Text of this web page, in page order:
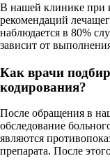
В нашей клинике при
рекомендаций
наблюдается в 80%
зависит от
Как врачи
кодирования?
После обращения в
обследование
являются
препарата. После